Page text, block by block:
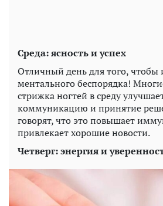
Среда: ясность и успех
Отличный день для того, чтобы
ментального беспорядка!
стрижка ногтей в среду
коммуникацию и принятие
говорят, что это повышает
привлекает хорошие новости.
Четверг: энергия и